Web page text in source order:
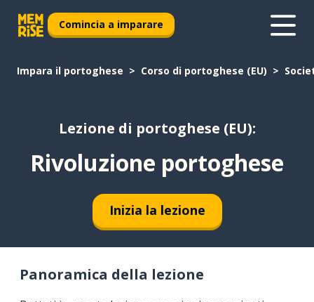
Comincia a imparare
Impara il portoghese Corso di portoghese (EU)
Lezione di portoghese (EU):
Rivoluzione portoghese
Inizia la lezione
Panoramica della lezione